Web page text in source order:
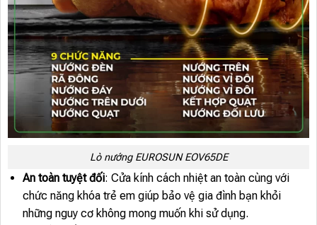
Lò nướng EUROSUN EOV65DE
An toàn tuyệt đối: Cửa kính cách nhiệt an toàn cùng với
chức năng khóa trẻ em giúp bảo vệ gia đình bạn khỏi
những nguy cơ không mong muốn khi sử dụng.